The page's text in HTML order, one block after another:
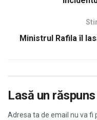
Ministrul Rafila îl
Lasă un răspuns
Adresa ta de email nu va fi